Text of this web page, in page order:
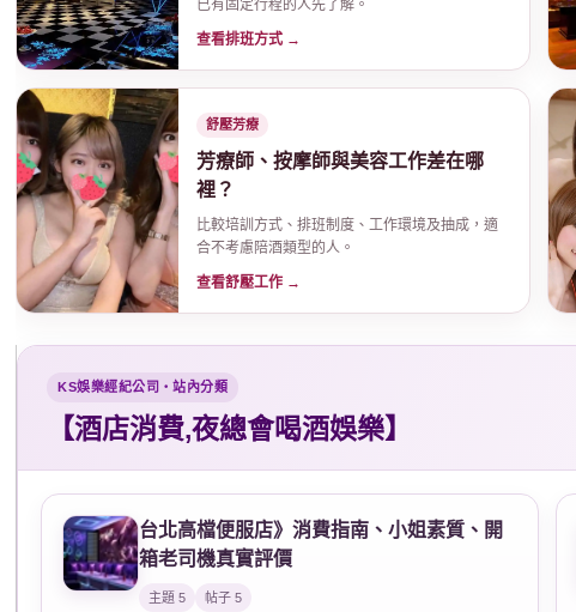
樂
經
已有固定行程的人先了解。
查看排班方式 →
舒壓芳療
芳療師、按摩師與美容工作差在哪
裡？
比較培訓方式、排班制度、工作環境及抽成，適
合不考慮陪酒類型的人。
查看舒壓工作 →
KS娛樂經紀公司・站內分類
【酒店消費,夜總會喝酒娛樂】
台北高檔便服店》消費指南、小姐素質、開
箱老司機真實評價
主題 5 帖子 5